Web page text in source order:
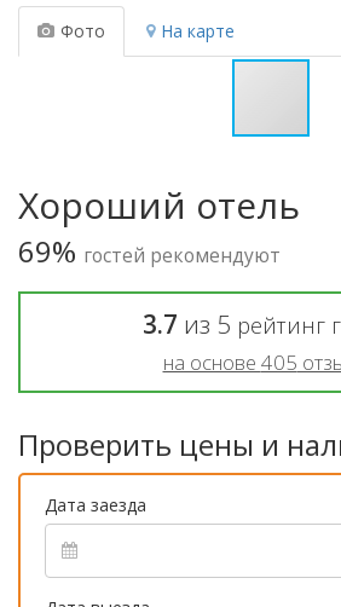
Фото На карте
Хороший отель
69% гостей рекомендуют
3.7 из 5 рейтинг
на основе 405
Проверить цены и
Дата заезда